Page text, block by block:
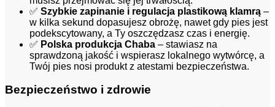
✅ Szybkie zapinanie i regulacja plastikową klamrą –
w kilka sekund dopasujesz obrożę, nawet gdy pies jest
podekscytowany, a Ty oszczędzasz czas i energię.
✅ Polska produkcja Chaba – stawiasz na
sprawdzoną jakość i wspierasz lokalnego wytwórcę, a
Twój pies nosi produkt z atestami bezpieczeństwa.
Bezpieczeństwo i zdrowie